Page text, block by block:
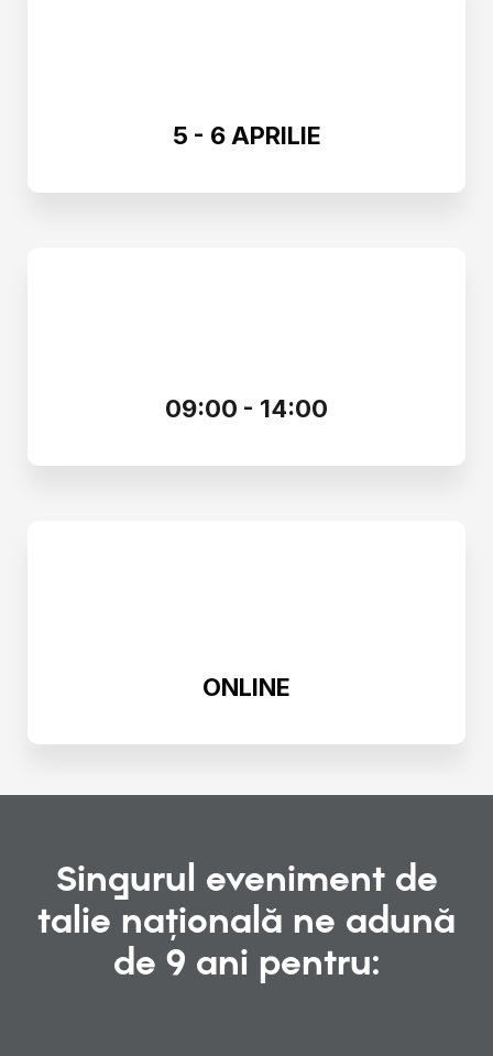
5 - 6 APRILIE
09:00 - 14:00
ONLINE
Singurul eveniment de
talie națională ne adună
de 9 ani pentru: